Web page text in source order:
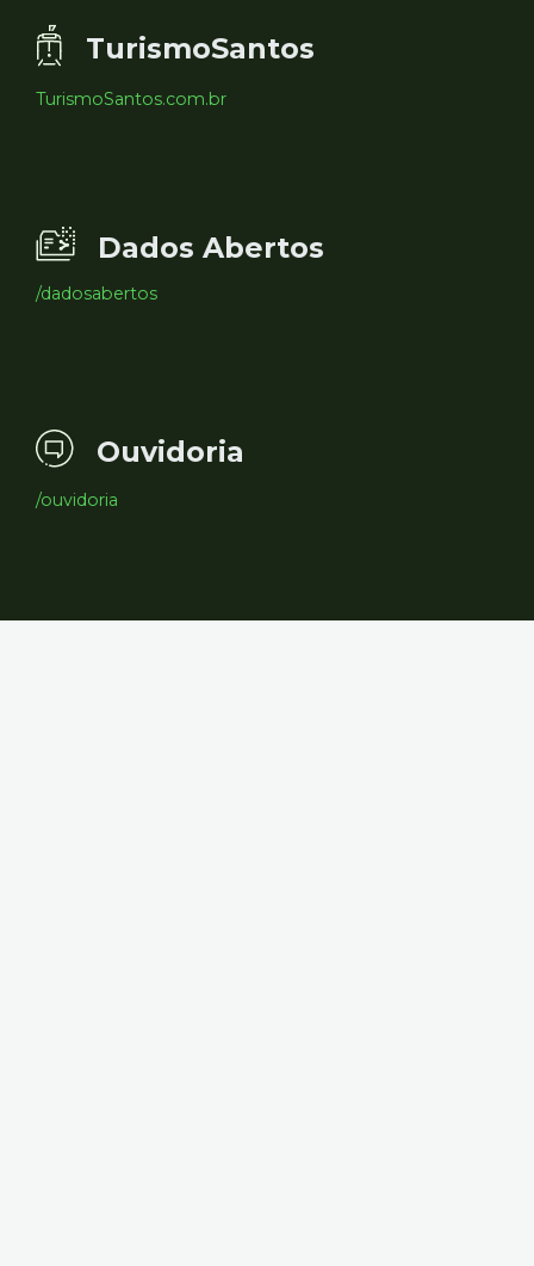
TurismoSantos
TurismoSantos.com.br
Dados Abertos
/dadosabertos
Ouvidoria
/ouvidoria